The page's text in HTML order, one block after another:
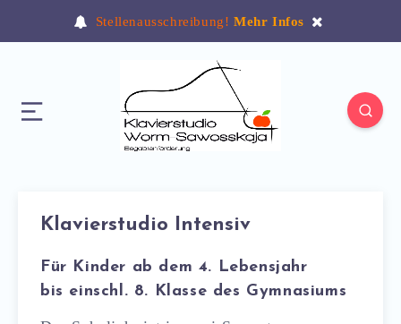
Stellenausschreibung!Mehr Infos
Klavierstudio Intensiv
Für Kinder ab dem 4. Lebensjahr
bis einschl. 8. Klasse des Gymnasiums